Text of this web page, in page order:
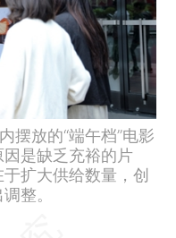
摆放的“端午档”电影
是缺乏充裕的片
扩大供给数量，创
整。